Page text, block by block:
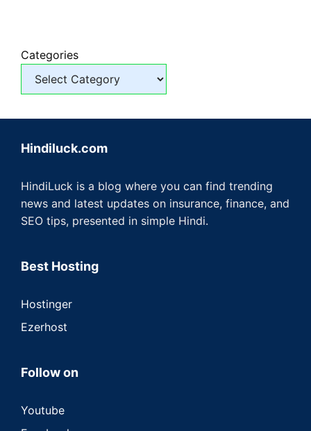
Categories
Hindiluck.com
HindiLuck is a blog where you can find trending
news and latest updates on insurance, finance, and
SEO tips, presented in simple Hindi.
Best Hosting
Hostinger
Ezerhost
Follow on
Youtube